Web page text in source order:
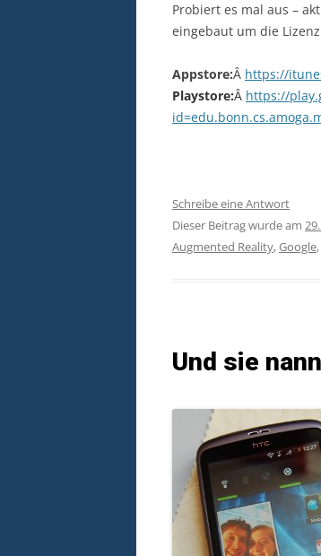
Probiert es mal aus –
eingebaut um die
Appstore:Â https://
Playstore:Â https://
Schreibe eine Antwort
Dieser Beitrag wurde am
Augmented Reality,Google,
Und sie